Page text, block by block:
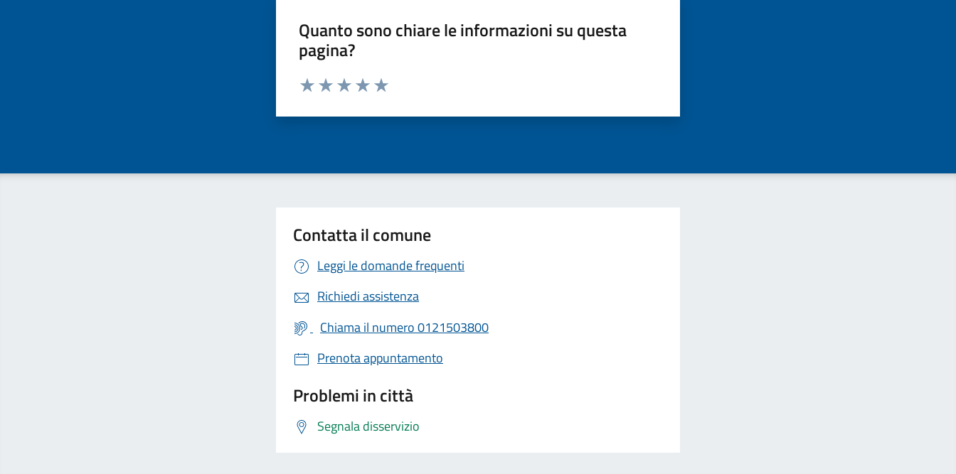
Quanto sono chiare le informazioni su questa
pagina?
Valuta da 1 a 5 stelle la pagina
Contatta il comune
Leggi le domande frequenti
Richiedi assistenza
Chiama il numero 0121503800
Prenota appuntamento
Problemi in città
Segnala disservizio